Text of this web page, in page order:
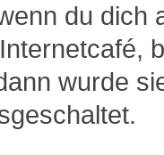
du dich
wurde